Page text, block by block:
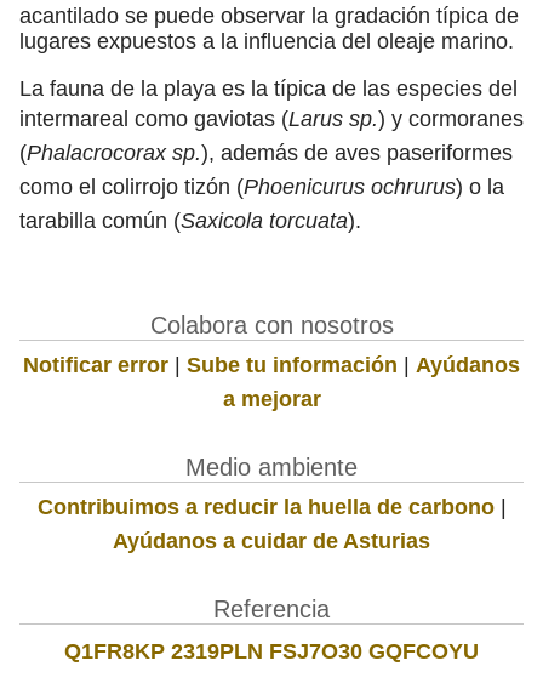
acantilado se puede observar la gradación típica de
lugares expuestos a la influencia del oleaje marino.
La fauna de la playa es la típica de las especies del
intermareal como gaviotas (Larus sp.) y cormoranes
(Phalacrocorax sp.), además de aves paseriformes
como el colirrojo tizón (Phoenicurus ochrurus) o la
tarabilla común (Saxicola torcuata).
Colabora con nosotros
Notificar error | Sube tu información | Ayúdanos
a mejorar
Medio ambiente
Contribuimos a reducir la huella de carbono|
Ayúdanos a cuidar de Asturias
Referencia
Q1FR8KP 2319PLN FSJ7O30 GQFCOYU